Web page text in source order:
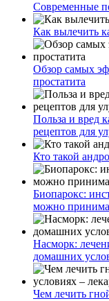
Современные
Как вылечить
Обзор самых
простатита
Польза и вред
рецептов для
Кто такой
Биопарокс:
можно
Насморк:
домашних
Чем лечить